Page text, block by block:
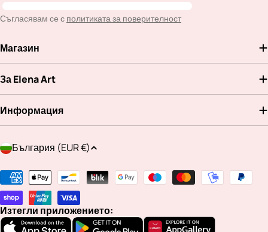
Съгласявам се с политиката за поверителност
Магазин
За Elena Art
Информация
Д
р
ж
а
в
България (EUR €)
Методи
на
плащане
Изтегли приложението: